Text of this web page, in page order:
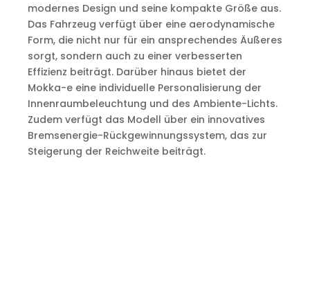
modernes Design und seine kompakte Größe aus.
Das Fahrzeug verfügt über eine aerodynamische
Form, die nicht nur für ein ansprechendes Äußeres
sorgt, sondern auch zu einer verbesserten
Effizienz beiträgt. Darüber hinaus bietet der
Mokka-e eine individuelle Personalisierung der
Innenraumbeleuchtung und des Ambiente-Lichts.
Zudem verfügt das Modell über ein innovatives
Bremsenergie-Rückgewinnungssystem, das zur
Steigerung der Reichweite beiträgt.